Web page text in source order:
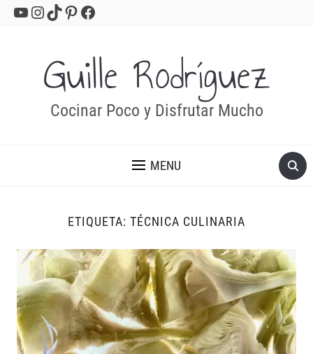
YouTube
Instagram
TikTok
Pinterest
Facebook
Guille Rodríguez
Cocinar Poco y Disfrutar Mucho
MENU
ETIQUETA: TÉCNICA CULINARIA